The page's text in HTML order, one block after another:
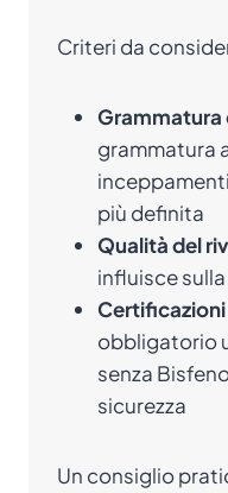
Criteri da
Grammatura
grammatura
più definita
Qualità del
influisce
Certificazioni
obbligatorio
senza
sicurezza
Un consiglio